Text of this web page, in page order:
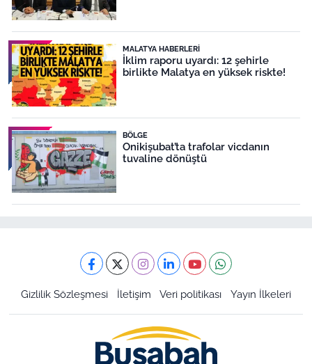
MALATYA HABERLERI
İklim raporu uyardı: 12 şehirle
birlikte Malatya en yüksek riskte!
BÖLGE
Onikişubat’ta trafolar vicdanın
tuvaline dönüştü
Gizlilik Sözleşmesi İletişim Veri politikası Yayın İlkeleri